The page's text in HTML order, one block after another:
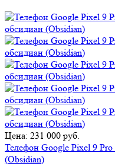
Цена: 231 000 руб.
Телефон Google Pixel 9
(Obsidian)